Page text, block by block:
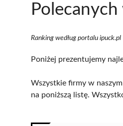
Ranking według portalu ipuck.pl
Poniżej prezentujemy
Wszystkie firmy w
na poniższą listę.